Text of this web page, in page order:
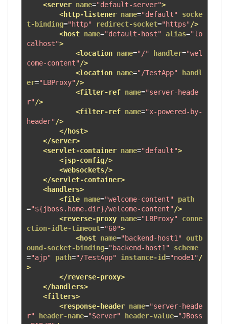
<server name="default-server">
<http-listener name="default"
socke
t-binding="http" redirect-socket="https"/>
<host name="default-host" alias="lo
calhost">
<location name="/" handler="wel
come-content"/>
<location name="/TestApp"
handl
er="LBProxy"/>
<filter-ref name="server-heade
r"/>
<filter-ref name="x-powered-by-
header"/>
</host>
</server>
<servlet-container name="default">
<jsp-config/>
<websockets/>
</servlet-container>
<handlers>
<file name="welcome-content"
path
="${jboss.home.dir}/welcome-content"/>
<reverse-proxy name="LBProxy"
conne
ction-idle-timeout="60">
<host name="backend-host1" outb
ound-socket-binding="backend-host1"
scheme
="ajp" path="/TestApp" instance-id="node1"/
>
</reverse-proxy>
</handlers>
<filters>
<response-header name="server-heade
r"
header-name="Server" header-value="JBoss